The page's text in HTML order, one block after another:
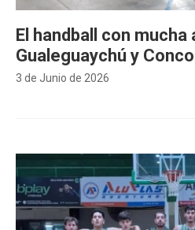
3 de Junio de 2026
El handball con mucha
Gualeguaychú y